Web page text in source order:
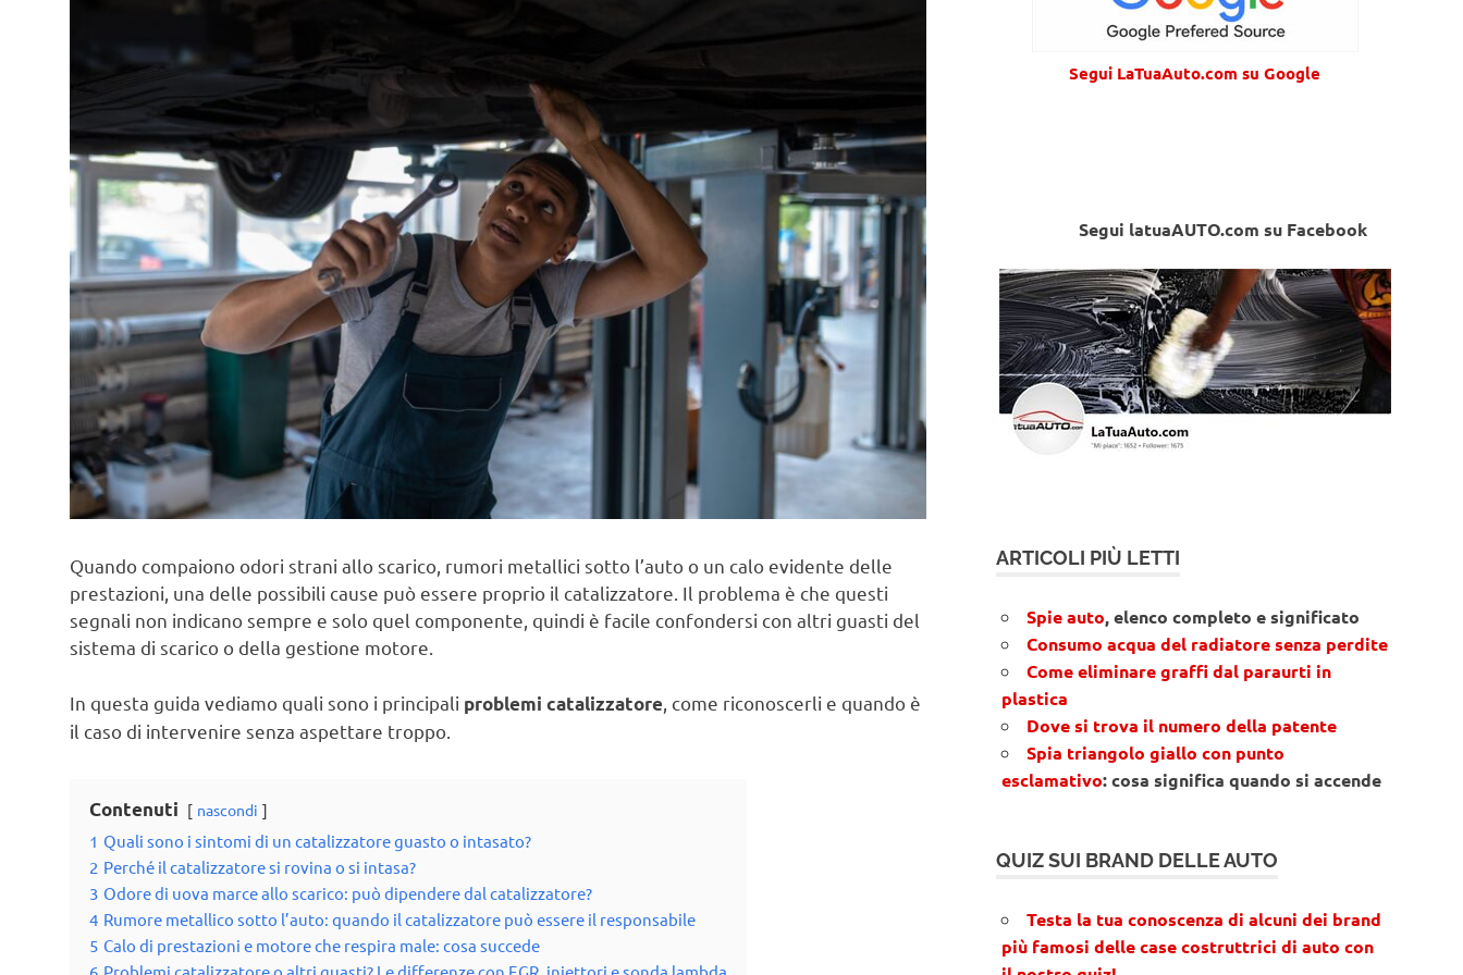
Quando compaiono odori strani allo scarico, rumori metallici sotto l’auto o un calo evidente delle
prestazioni, una delle possibili cause può essere proprio il catalizzatore. Il problema è che questi
segnali non indicano sempre e solo quel componente, quindi è facile confondersi con altri guasti del
sistema di scarico o della gestione motore.
In questa guida vediamo quali sono i principali problemi catalizzatore , come riconoscerli e quando è
il caso di intervenire senza aspettare troppo.
Contenuti nascondi
1 Quali sono i sintomi di un catalizzatore guasto o intasato?
2 Perché il catalizzatore si rovina o si intasa?
3 Odore di uova marce allo scarico: può dipendere dal catalizzatore?
4 Rumore metallico sotto l’auto: quando il catalizzatore può essere il responsabile
5 Calo di prestazioni e motore che respira male: cosa succede
Segui LaTuaAuto.com su Google
Segui latuaAUTO.com su Facebook
ARTICOLI PIÙ LETTI
Spie auto, elenco completo e significato
Consumo acqua del radiatore senza perdite
Come eliminare graffi dal paraurti in
plastica
Dove si trova il numero della patente
Spia triangolo giallo con punto
esclamativo: cosa significa quando si accende
QUIZ SUI BRAND DELLE AUTO
Testa la tua conoscenza di alcuni dei brand
più famosi delle case costruttrici di auto con